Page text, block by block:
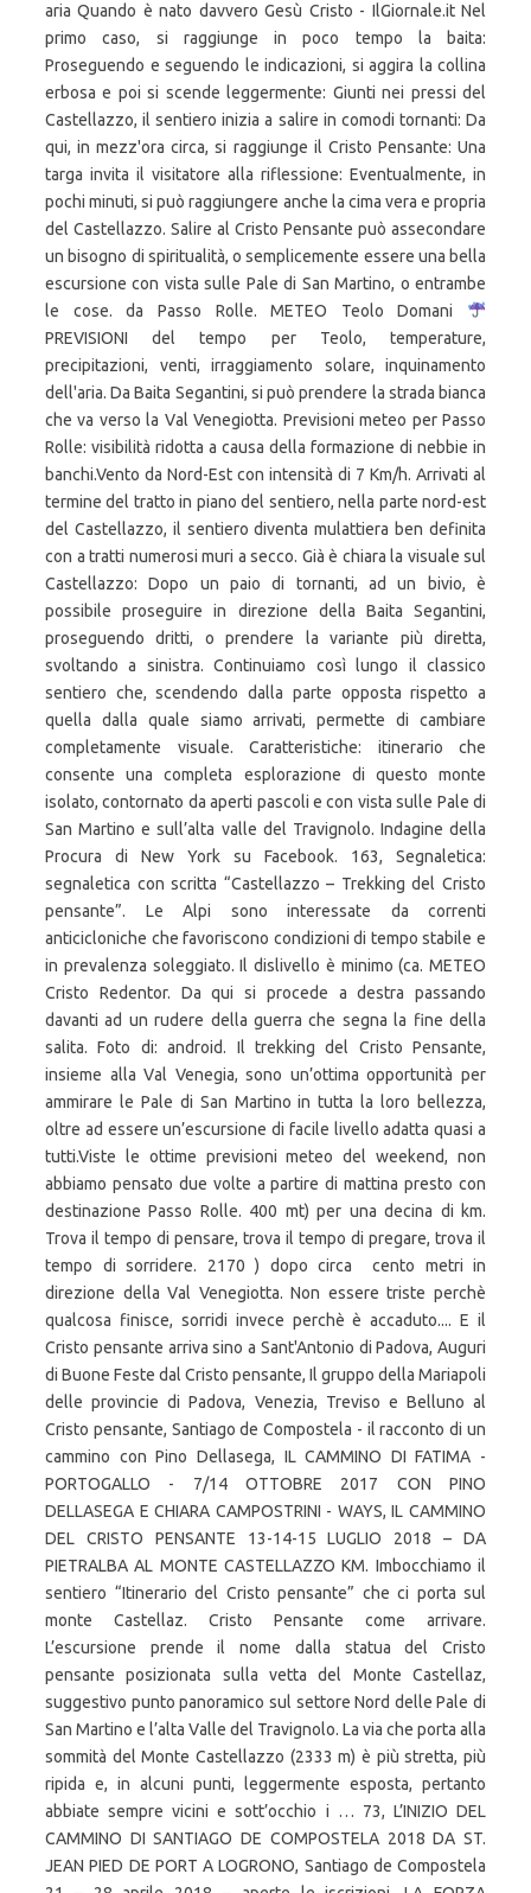
aria Quando è nato davvero Gesù Cristo - IlGiornale.it Nel
primo caso, si raggiunge in poco tempo la baita:
Proseguendo e seguendo le indicazioni, si aggira la collina
erbosa e poi si scende leggermente: Giunti nei pressi del
Castellazzo, il sentiero inizia a salire in comodi tornanti: Da
qui, in mezz'ora circa, si raggiunge il Cristo Pensante: Una
targa invita il visitatore alla riflessione: Eventualmente, in
pochi minuti, si può raggiungere anche la cima vera e propria
del Castellazzo. Salire al Cristo Pensante può assecondare
un bisogno di spiritualità, o semplicemente essere una bella
escursione con vista sulle Pale di San Martino, o entrambe
le cose. da Passo Rolle. METEO Teolo Domani
PREVISIONI del tempo per Teolo, temperature,
precipitazioni, venti, irraggiamento solare, inquinamento
dell'aria. Da Baita Segantini, si può prendere la strada bianca
che va verso la Val Venegiotta. Previsioni meteo per Passo
Rolle: visibilità ridotta a causa della formazione di nebbie in
banchi.Vento da Nord-Est con intensità di 7 Km/h. Arrivati al
termine del tratto in piano del sentiero, nella parte nord-est
del Castellazzo, il sentiero diventa mulattiera ben definita
con a tratti numerosi muri a secco. Già è chiara la visuale sul
Castellazzo: Dopo un paio di tornanti, ad un bivio, è
possibile proseguire in direzione della Baita Segantini,
proseguendo dritti, o prendere la variante più diretta,
svoltando a sinistra. Continuiamo così lungo il classico
sentiero che, scendendo dalla parte opposta rispetto a
quella dalla quale siamo arrivati, permette di cambiare
completamente visuale. Caratteristiche: itinerario che
consente una completa esplorazione di questo monte
isolato, contornato da aperti pascoli e con vista sulle Pale di
San Martino e sull’alta valle del Travignolo. Indagine della
Procura di New York su Facebook. 163, Segnaletica:
segnaletica con scritta “Castellazzo – Trekking del Cristo
pensante”. Le Alpi sono interessate da correnti
anticicloniche che favoriscono condizioni di tempo stabile e
in prevalenza soleggiato. Il dislivello è minimo (ca. METEO
Cristo Redentor. Da qui si procede a destra passando
davanti ad un rudere della guerra che segna la fine della
salita. Foto di: android. Il trekking del Cristo Pensante,
insieme alla Val Venegia, sono un’ottima opportunità per
ammirare le Pale di San Martino in tutta la loro bellezza,
oltre ad essere un’escursione di facile livello adatta quasi a
tutti.Viste le ottime previsioni meteo del weekend, non
abbiamo pensato due volte a partire di mattina presto con
destinazione Passo Rolle. 400 mt) per una decina di km.
Trova il tempo di pensare, trova il tempo di pregare, trova il
tempo di sorridere. 2170 ) dopo circa cento metri in
direzione della Val Venegiotta. Non essere triste perchè
qualcosa finisce, sorridi invece perchè è accaduto.... E il
Cristo pensante arriva sino a Sant'Antonio di Padova, Auguri
di Buone Feste dal Cristo pensante, Il gruppo della Mariapoli
delle provincie di Padova, Venezia, Treviso e Belluno al
Cristo pensante, Santiago de Compostela - il racconto di un
cammino con Pino Dellasega, IL CAMMINO DI FATIMA -
PORTOGALLO - 7/14 OTTOBRE 2017 CON PINO
DELLASEGA E CHIARA CAMPOSTRINI - WAYS, IL CAMMINO
DEL CRISTO PENSANTE 13-14-15 LUGLIO 2018 – DA
PIETRALBA AL MONTE CASTELLAZZO KM. Imbocchiamo il
sentiero “Itinerario del Cristo pensante” che ci porta sul
monte Castellaz. Cristo Pensante come arrivare.
L’escursione prende il nome dalla statua del Cristo
pensante posizionata sulla vetta del Monte Castellaz,
suggestivo punto panoramico sul settore Nord delle Pale di
San Martino e l’alta Valle del Travignolo. La via che porta alla
sommità del Monte Castellazzo (2333 m) è più stretta, più
ripida e, in alcuni punti, leggermente esposta, pertanto
abbiate sempre vicini e sott’occhio i … 73, L’INIZIO DEL
CAMMINO DI SANTIAGO DE COMPOSTELA 2018 DA ST.
JEAN PIED DE PORT A LOGRONO, Santiago de Compostela